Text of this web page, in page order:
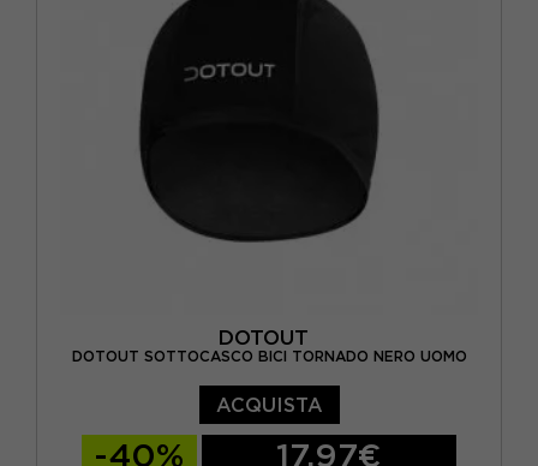
DOTOUT
DOTOUT SOTTOCASCO BICI TORNADO NERO UOMO
ACQUISTA
-40% 17,97€